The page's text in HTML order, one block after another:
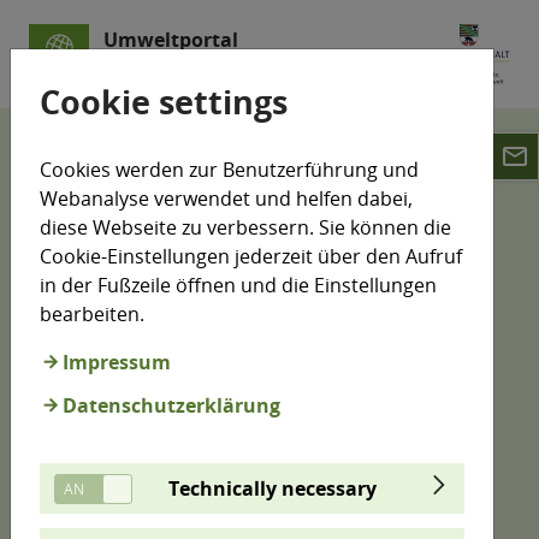
Umweltportal
LÜSA
Luftmesswerte
Informationen zum Luftqualitätsindex
Informationen zum
Luftqualitätsindex
Umweltbundesamtes (UBA) ist ein Indikator für die
auf die Gesundheit des Menschen berücksichtigt.
Der LQI wird auf Grundlage von Messwerten im
Cookie settings
Cookies werden zur Benutzerführung und
Webanalyse verwendet und helfen dabei,
diese Webseite zu verbessern. Sie können die
Cookie-Einstellungen jederzeit über den Aufruf
in der Fußzeile öffnen und die Einstellungen
bearbeiten.
Impressum
Datenschutzerklärung
Technically necessary
email